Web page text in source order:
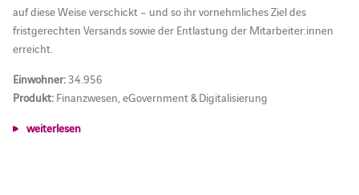
auf diese Weise verschickt – und so ihr vornehmliches Ziel des
fristgerechten Versands sowie der Entlastung der Mitarbeiter:innen
erreicht.
Einwohner:34.956
Produkt:Finanzwesen, eGovernment & Digitalisierung
weiterlesen